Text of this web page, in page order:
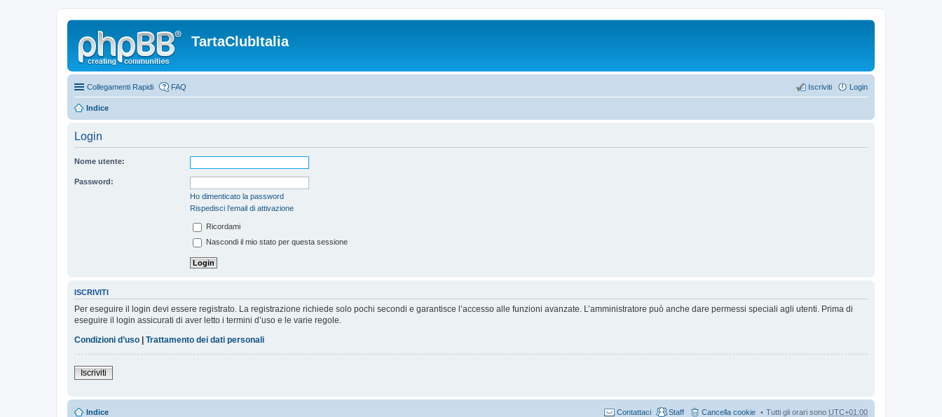
TartaClubItalia
Collegamenti Rapidi FAQ Login
Iscriviti
Indice
Login
Nome utente:
Password:
Ho dimenticato la password
Rispedisci l’email di attivazione
Ricordami
Nascondi il mio stato per questa sessione
ISCRIVITI
Per eseguire il login devi essere registrato. La registrazione richiede solo pochi secondi e garantisce l’accesso alle funzioni avanzate. L’amministratore può anche dare permessi speciali agli utenti. Prima di
eseguire il login assicurati di aver letto i termini d’uso e le varie regole.
Condizioni d’uso | Trattamento dei dati personali
Iscriviti
Indice Tutti gli orari sono UTC+01:00
Cancella cookie
Staff
Contattaci